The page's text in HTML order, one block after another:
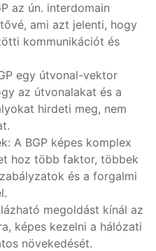
az ún. interdomain
ami azt jelenti, hogy
kommunikációt és
egy útvonal-vektor
az útvonalakat és a
hirdeti meg, nem
A BGP képes komplex
hoz több faktor, többek
és a forgalmi
megoldást kínál az
képes kezelni a hálózati
növekedését.